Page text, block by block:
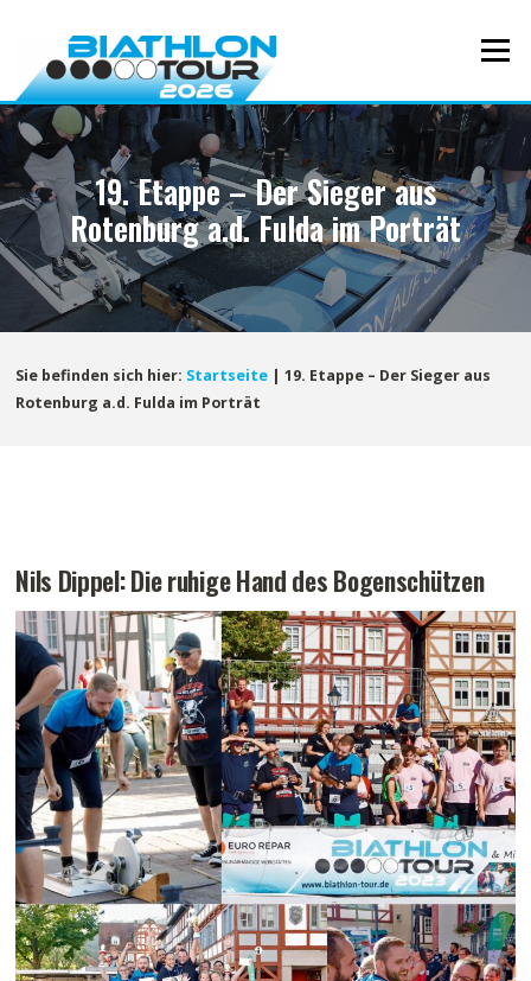
Inhalt
Menü
19. Etappe – Der Sieger aus
Rotenburg a.d. Fulda im Porträt
Sie befinden sich hier: Startseite |19. Etappe – Der Sieger aus
Rotenburg a.d. Fulda im Porträt
Nils Dippel: Die ruhige Hand des Bogenschützen